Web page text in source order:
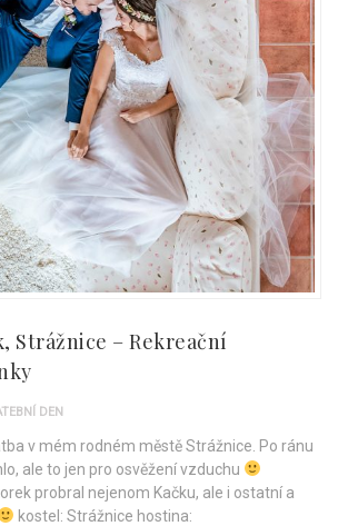
Strážnice – Rekreační
DEN
v mém rodném městě Strážnice. Po ránu
ale to jen pro osvěžení vzduchu
probral nejenom Kačku, ale i ostatní a
kostel: Strážnice hostina: